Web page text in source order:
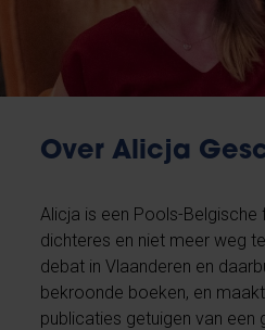
Over Alicja
Alicja is een Pools-
dichteres en niet meer weg
debat in Vlaanderen en
bekroonde boeken, en
publicaties getuigen van een